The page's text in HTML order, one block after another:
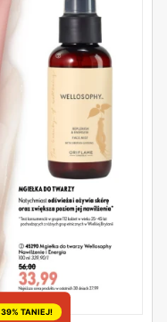
39% TANIEJ!